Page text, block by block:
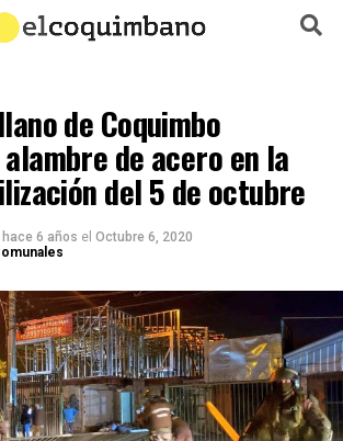
de Coquimbo
de acero en la
del 5 de octubre
hace 6 años el Octubre 6, 2020